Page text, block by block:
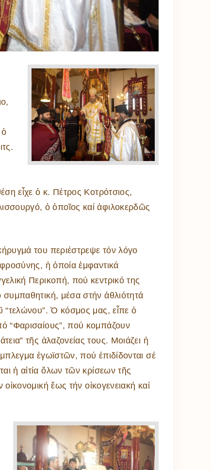
εἶχε ὁ κ. Πέτρος Κοτρότσιος,
ὁ ὁποῖος καί ἀφιλοκερδῶς
του περιέστρεψε τόν λόγο
ἡ ὁποία ἐμφαντικά
Περικοπή, πού κεντρικό της
μέσα στήν ἀθλιότητά
“τελώνου”. Ὁ κόσμος μας, εἶπε ὁ
“Φαρισαίους”, πού κομπάζουν
τῆς ἀλαζονείας τους. Μοιάζει ἡ
ἐγωϊστῶν, πού ἐπιδίδονται σέ
ἡ αἰτία ὅλων τῶν κρίσεων τῆς
ἕως τήν οἰκογενειακή καί